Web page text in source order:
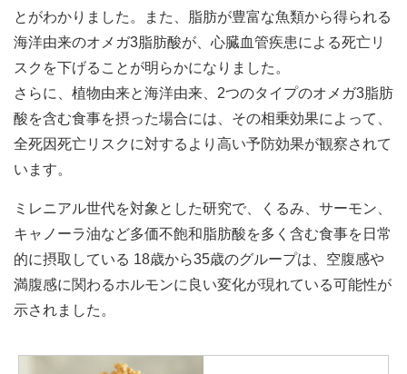
とがわかりました。また、脂肪が豊富な魚類から得られる
海洋由来のオメガ3脂肪酸が、心臓血管疾患による死亡リ
スクを下げることが明らかになりました。
さらに、植物由来と海洋由来、2つのタイプのオメガ3脂肪
酸を含む食事を摂った場合には、その相乗効果によって、
全死因死亡リスクに対するより高い予防効果が観察されて
います。
ミレニアル世代を対象とした研究で、くるみ、サーモン、
キャノーラ油など多価不飽和脂肪酸を多く含む食事を日常
的に摂取している 18歳から35歳のグループは、空腹感や
満腹感に関わるホルモンに良い変化が現れている可能性が
示されました。